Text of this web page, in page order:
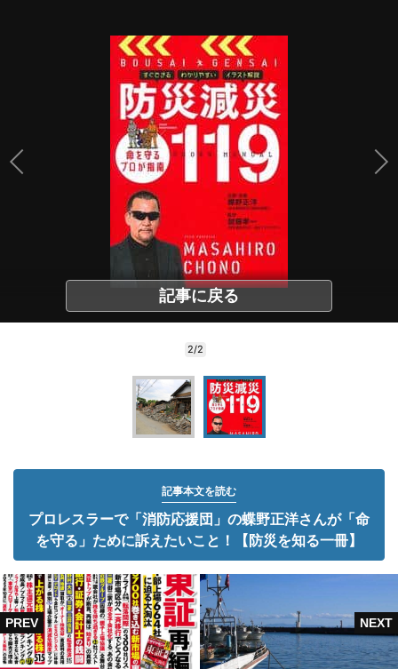
記事に戻る
2/2
記事本文を読む
プロレスラーで「消防応援団」の蝶野正洋さんが「命
を守る」ために訴えたいこと！【防災を知る一冊】